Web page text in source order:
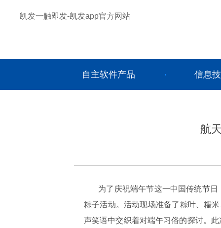
凯发一触即发-凯发app官方网站
自主软件产品 信息
航
为了庆祝端午节这一中国传统节日
粽子活动。活动现场准备了粽叶、糯
声笑语中交织着对端午习俗的探讨。